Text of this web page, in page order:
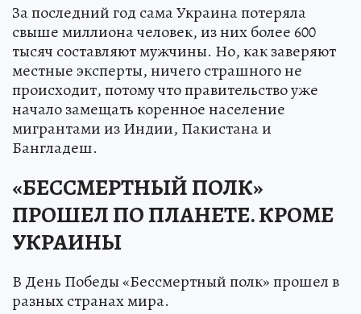
За последний год сама Украина потеряла
свыше миллиона человек, из них более 600
тысяч составляют мужчины. Но, как заверяют
местные эксперты, ничего страшного не
происходит, потому что правительство уже
начало замещать коренное население
мигрантами из Индии, Пакистана и
Бангладеш.
«БЕССМЕРТНЫЙ ПОЛК»
ПРОШЕЛ ПО ПЛАНЕТЕ. КРОМЕ
УКРАИНЫ
В День Победы «Бессмертный полк» прошел в
разных странах мира.